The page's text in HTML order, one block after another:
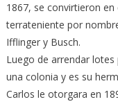
1867, se convirtieron
terrateniente por
Ifflinger y Busch.
Luego de arrendar
una colonia y es su
Carlos le otorgara en